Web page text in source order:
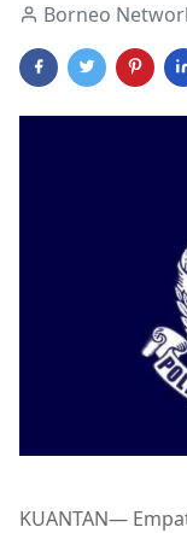
Borneo
KUANTAN—